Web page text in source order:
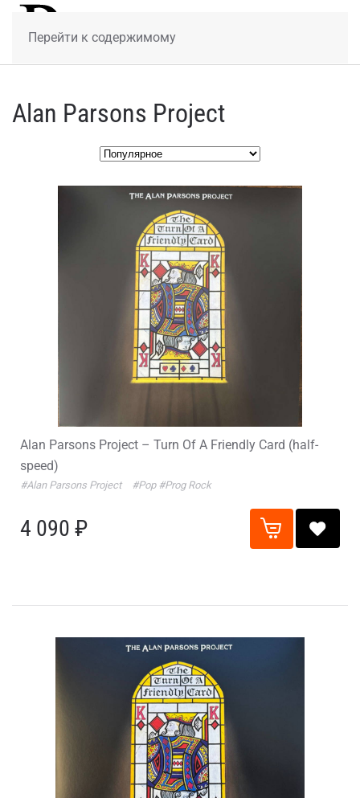
Перейти к содержимому
Alan Parsons Project
Alan Parsons Project – Turn Of A Friendly Card (half-
speed)
#Alan Parsons Project #Pop #Prog Rock
4 090 ₽